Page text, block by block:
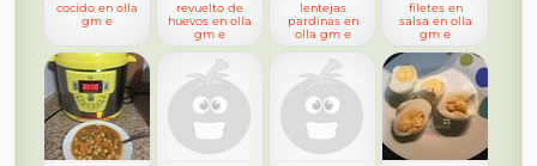
cocido en olla
gm e
revuelto de
huevos en olla
gm e
lentejas
pardinas en
olla gm e
filetes en
salsa en olla
gm e